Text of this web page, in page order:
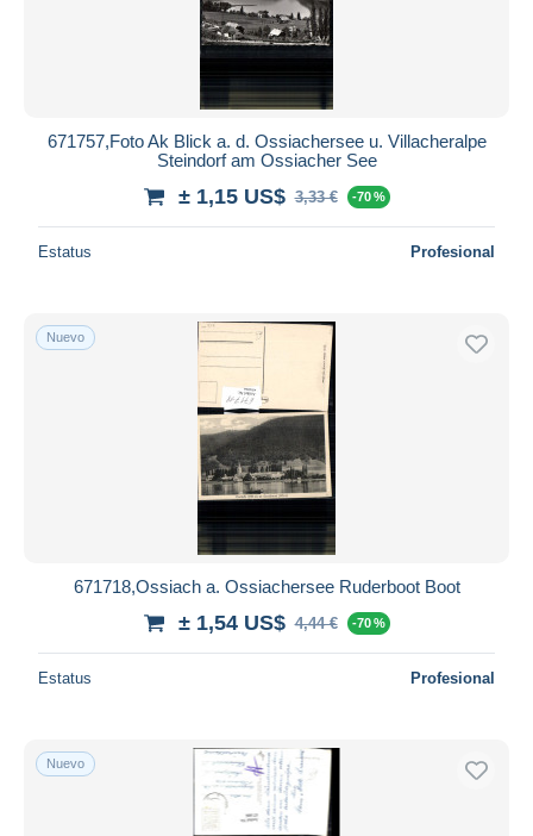
671757,Foto Ak Blick a. d. Ossiachersee u. Villacheralpe
Steindorf am Ossiacher See
± 1,15 US$ 3,33 € -70 %
Estatus Profesional
Nuevo
671718,Ossiach a. Ossiachersee Ruderboot Boot
± 1,54 US$ 4,44 € -70 %
Estatus Profesional
Nuevo